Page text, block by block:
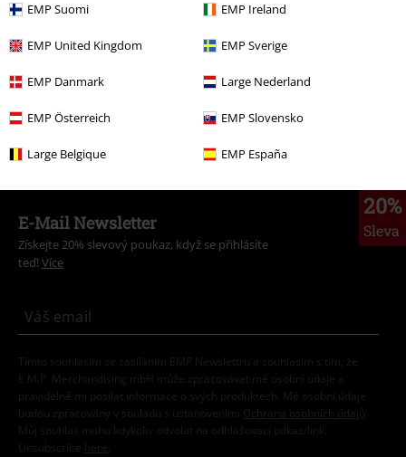
EMP Suomi EMP Ireland
EMP United Kingdom EMP Sverige
EMP Danmark Large Nederland
EMP Österreich EMP Slovensko
Large Belgique EMP España
Životní styl Figurky
Výprodej % Zboží pro domácnost Figurky
Témata Kočky
Témata Nápady na dárky
20%
Sleva
E-Mail Newsletter
Získejte 20% slevový poukaz, když se přihlásíte
teď! Více
Tímto souhlasím se zasíláním EMP Newslettru a souhlasím s tím, že
E.M.P. Merchandising mbH může zpracovávat mé osobní údaje a
pravidelně mi posílat informace o svých produktech. Mé osobní údaje
budou zpracovány v souladu s ustanoveními
Ochrana osobních údajů
Můj souhlas mohu kdykoliv odvolat na odhlašovací odkaz/link.
Unsubscribe here